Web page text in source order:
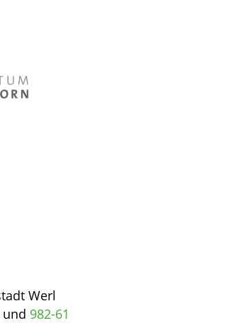
Werl
und 982-61